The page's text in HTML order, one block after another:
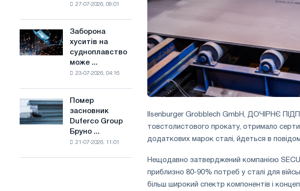
боротьбі
зі
зміною
клімату
в
Сполученому
27-07-2026, 09:01
Заборона
хуситів
на
судноплавство
Саудівської
сталі
Заборона
хуситів на
судноплавство
може ...
23-07-2026, 04:16
Помер
засновник
Duferco
Помер
засновник
Duferco Group
Бруно ...
21-07-2026, 11:01
Ilsenburger Grobblech GmbH, ДОЧІРНЄ
товстолистового прокату, отримало
додаткових марок сталі, йдеться в
Нещодавно затверджений компанією
приблизно 80-90% потреб у сталі для
більш широкий спектр компонентів і